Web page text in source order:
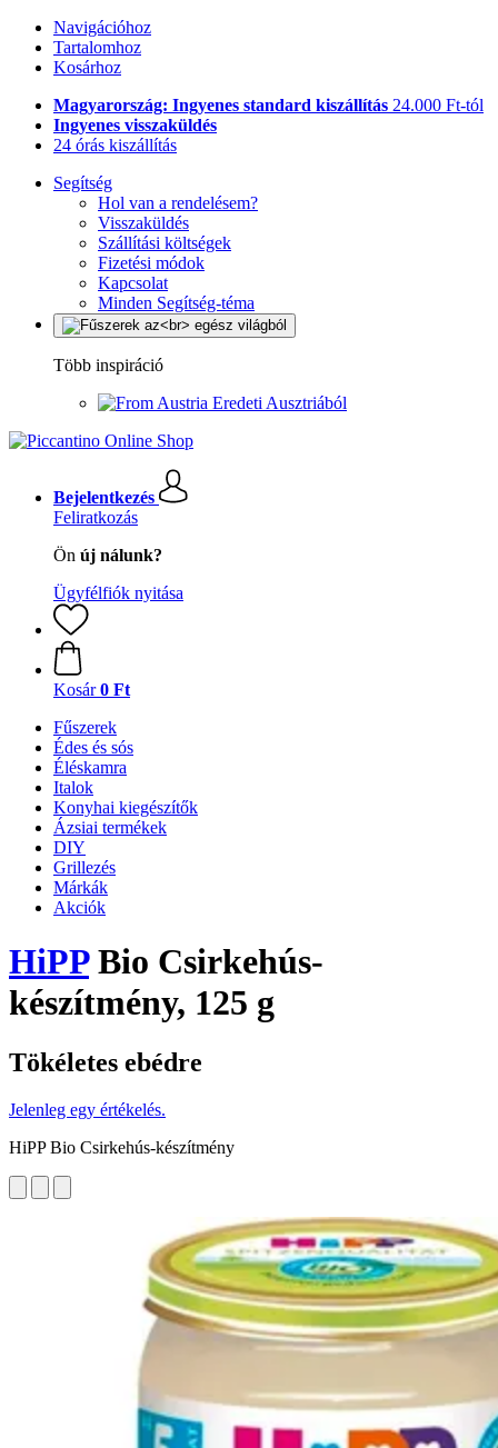
Navigációhoz
Tartalomhoz
Kosárhoz
Magyarország: Ingyenes standard kiszállítás 24.000 Ft-tól
Ingyenes visszaküldés
24 órás kiszállítás
Segítség
Hol van a rendelésem?
Visszaküldés
Szállítási költségek
Fizetési módok
Kapcsolat
Minden Segítség-téma
Több inspiráció
Eredeti Ausztriából
Bejelentkezés
Feliratkozás
Ön új nálunk?
Ügyfélfiók nyitása
Kosár 0 Ft
Fűszerek
Édes és sós
Éléskamra
Italok
Konyhai kiegészítők
Ázsiai termékek
DIY
Grillezés
Márkák
Akciók
HiPPBio Csirkehús-
készítmény, 125 g
Tökéletes ebédre
Jelenleg egy értékelés.
HiPP Bio Csirkehús-készítmény